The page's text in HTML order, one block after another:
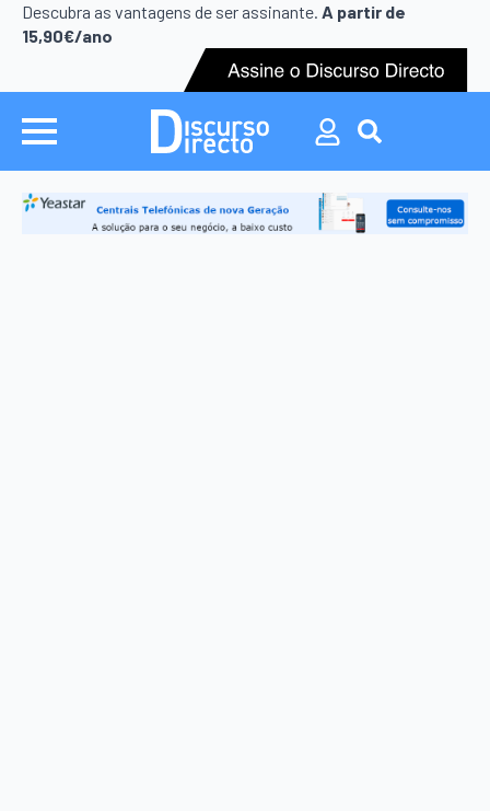
Descubra as vantagens de ser assinante. A partir de
15,90€/ano
Search
for:
Search